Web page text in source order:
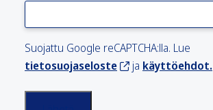
Suojattu Google reCAPTCHA:lla. Lue
tietosuojaseloste
ja käyttöehdot.